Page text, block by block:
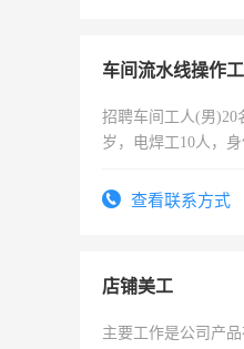
车间流水线操作工
招聘车间工人(男)20
岁，电焊工10人，
宿，免费发放劳保用
查看联系方式
店铺美工
主要工作是公司产